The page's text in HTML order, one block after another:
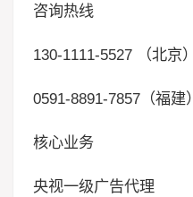
咨询热线
130-1111-5527 （北京）
0591-8891-7857（福建）
核心业务
央视一级广告代理